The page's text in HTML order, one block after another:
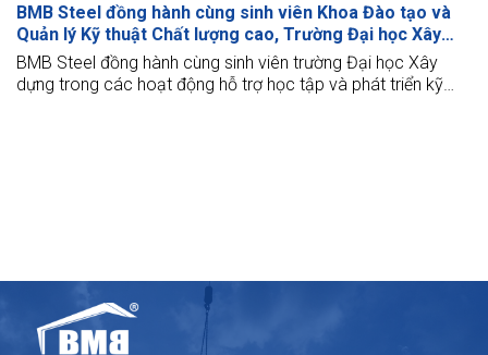
BMB Steel đồng hành cùng sinh viên Khoa Đào tạo và
Quản lý Kỹ thuật Chất lượng cao, Trường Đại học Xây
dựng
BMB Steel đồng hành cùng sinh viên trường Đại học Xây
dựng trong các hoạt động hỗ trợ học tập và phát triển kỹ